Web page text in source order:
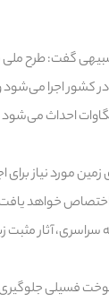
گفت: طرح ملی
آن به ۲ هزار
داد: در مرحله نخست، یک
مورد نیاز برای
سراسری، آثار
سوخت فسیلی